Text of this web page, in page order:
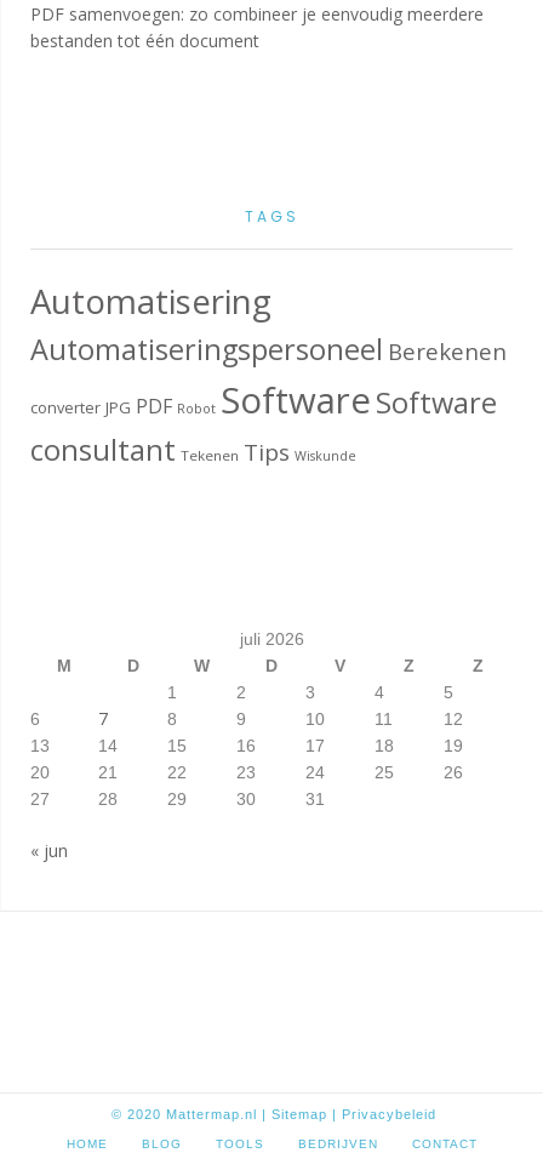
PDF samenvoegen: zo combineer je eenvoudig meerdere
bestanden tot één document
TAGS
Automatisering
Automatiseringspersoneel Berekenen
converter JPG PDF Robot SoftwareSoftware
consultant Tekenen Tips Wiskunde
juli 2026
M
D W D V Z
Z
1
2 3 4
5
6
7 8 9 10 11
12
13
14 15 16 17 18
19
20
21 22 23 24 25
26
27
28 29 30 31
« jun
© 2020 Mattermap.nl | Sitemap | Privacybeleid
HOME BLOG TOOLS BEDRIJVEN CONTACT